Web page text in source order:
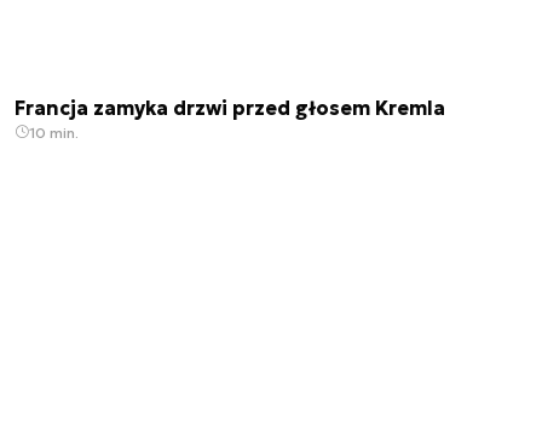
Francja zamyka drzwi przed głosem Kremla
10 min.